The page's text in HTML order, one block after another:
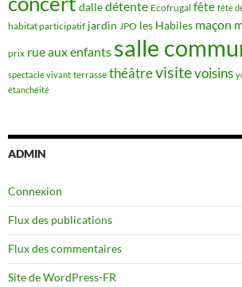
dalledétente Ecofrugal fête fête
habitat participatif jardin JPO les Habiles maçon
prix rue aux enfants salle
spectacle vivant terrasse théâtrevisitevoisins
étanchéité
ADMIN
Connexion
Flux des publications
Flux des commentaires
Site de WordPress-FR